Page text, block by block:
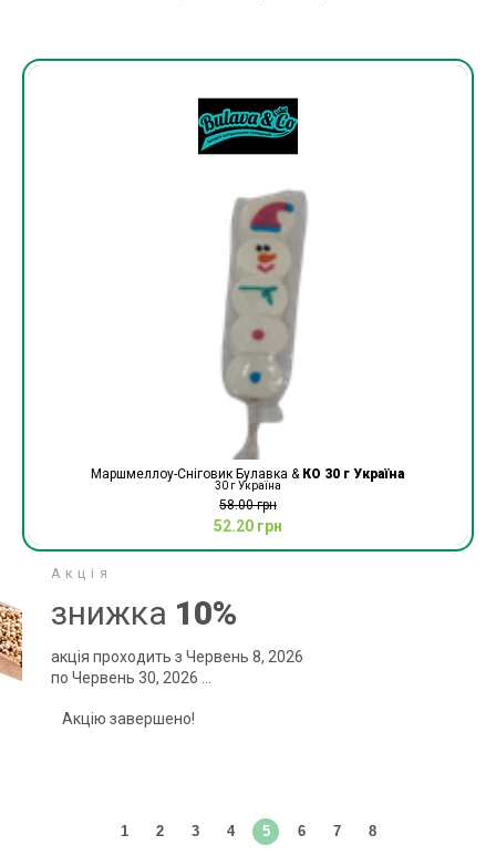
Акція
знижка 10%
акція проходить з Червень 8, 2026
по Червень 30, 2026 ...
Акцію завершено!
Маршмеллоу-Сніговик Булавка & КО 30 г Україна
30 г Україна
58.00 грн
52.20 грн
1 2 3 4 5 6 7 8